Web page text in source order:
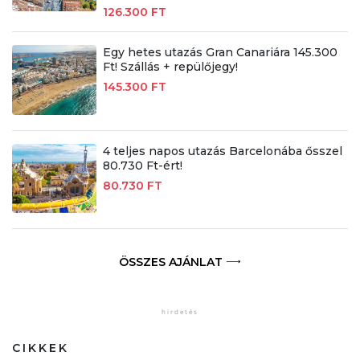
126.300 FT
Egy hetes utazás Gran Canariára 145.300
Ft! Szállás + repülőjegy!
145.300 FT
4 teljes napos utazás Barcelonába ősszel
80.730 Ft-ért!
80.730 FT
ÖSSZES AJÁNLAT
CIKKEK